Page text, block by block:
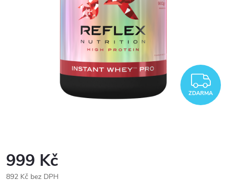
ZDARMA
999 Kč
892 Kč bez DPH